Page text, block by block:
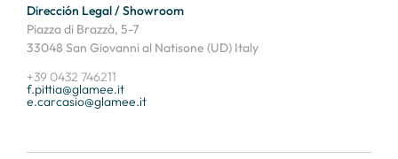
Dirección Legal / Showroom
Piazza di Brazzà, 5-7
33048 San Giovanni al Natisone (UD) Italy
+39 0432 746211
f.pittia@glamee.it
e.carcasio@glamee.it